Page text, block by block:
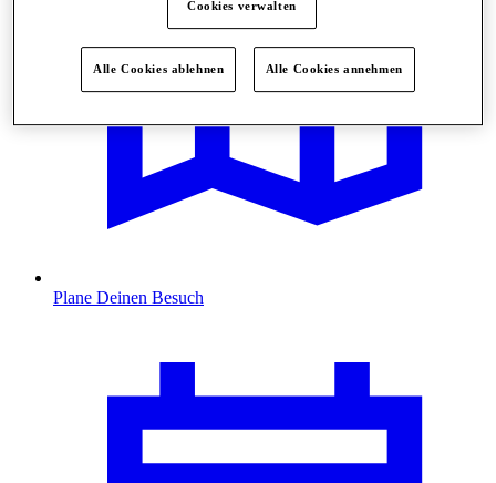
Plane Deinen Besuch
Cookies verwalten
Alle Cookies ablehnen Alle Cookies annehmen